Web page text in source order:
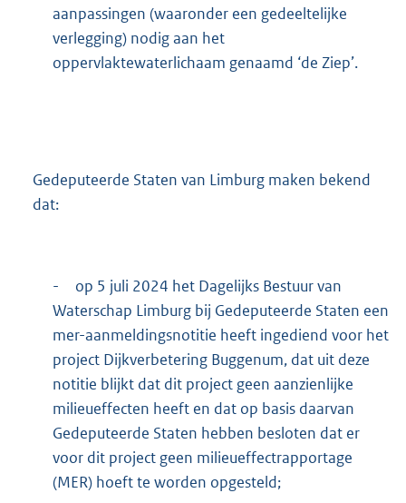
aanpassingen (waaronder een gedeeltelijke
verlegging) nodig aan het
oppervlaktewaterlichaam genaamd ‘de Ziep’.
Gedeputeerde Staten van Limburg maken bekend
dat:
-
op 5 juli 2024 het Dagelijks Bestuur van
Waterschap Limburg bij Gedeputeerde Staten een
mer-aanmeldingsnotitie heeft ingediend voor het
project Dijkverbetering Buggenum, dat uit deze
notitie blijkt dat dit project geen aanzienlijke
milieueffecten heeft en dat op basis daarvan
Gedeputeerde Staten hebben besloten dat er
voor dit project geen milieueffectrapportage
(MER) hoeft te worden opgesteld;